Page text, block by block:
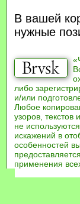
В вашей
нужные
либо
и/или
Любое
узоров,
не
искажений в
особенностей
применения